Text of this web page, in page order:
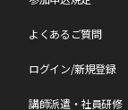
よくあるご質問
ログイン/新規登録
講師派遣・社員研修